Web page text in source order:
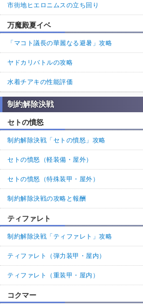
市街地ヒエロニムスの立ち回り
万魔殿夏イベ
「マコト議長の華麗なる避暑」攻略
ヤドカリバトルの攻略
水着チアキの性能評価
制約解除決戦
セトの憤怒
制約解除決戦「セトの憤怒」攻略
セトの憤怒（軽装備・屋外）
セトの憤怒（特殊装甲・屋外）
制約解除決戦の攻略と報酬
ティファレト
制約解除決戦「ティファレト」攻略
ティファレト（弾力装甲・屋内）
ティファレト（重装甲・屋内）
コクマー